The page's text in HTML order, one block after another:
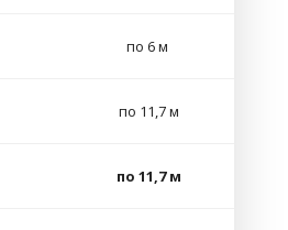
по 6 м
по 11,7 м
по 11,7 м